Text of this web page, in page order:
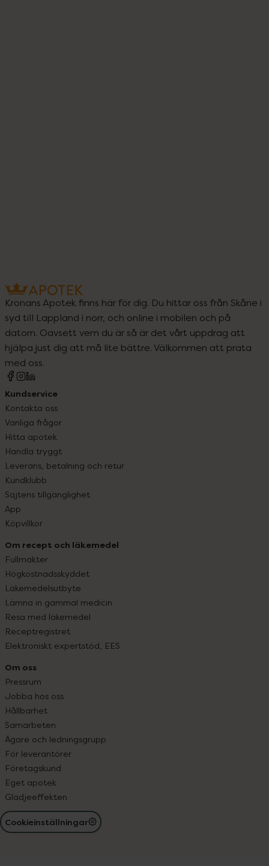
Kronans Apotek finns här för dig. Du hittar oss från Skåne i
syd till Lappland i norr, och online i mobilen och på
datorn. Oavsett vem du är så är det vårt uppdrag att
hjälpa just dig att må lite bättre. Välkommen att prata
med oss.
Kundservice
Kontakta oss
Vanliga frågor
Hitta apotek
Handla tryggt
Leverans, betalning och retur
Kundklubb
Sajtens tillgänglighet
App
Köpvillkor
Om recept och läkemedel
Fullmakter
Högkostnadsskyddet
Läkemedelsutbyte
Lämna in gammal medicin
Resa med läkemedel
Receptregistret
Elektroniskt expertstöd, EES
Om oss
Pressrum
Jobba hos oss
Hållbarhet
Samarbeten
Ägare och ledningsgrupp
För leverantörer
Företagskund
Eget apotek
Glädjeeffekten
Cookieinställningar